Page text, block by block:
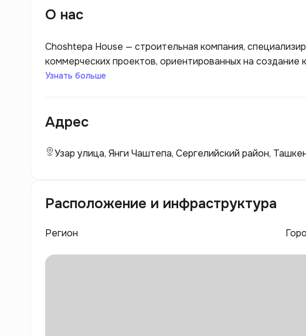
О нас
Choshtepa House — строительная компания,
коммерческих проектов, ориентированных на
среды. Застройщик известен высоким качеством
удобству и безопасности жителей. Компания стремится
Узнать больше
Адрес
Узар улица, Янги Чаштепа, Сергелийский район,
Расположение и инфраструктура
Регион